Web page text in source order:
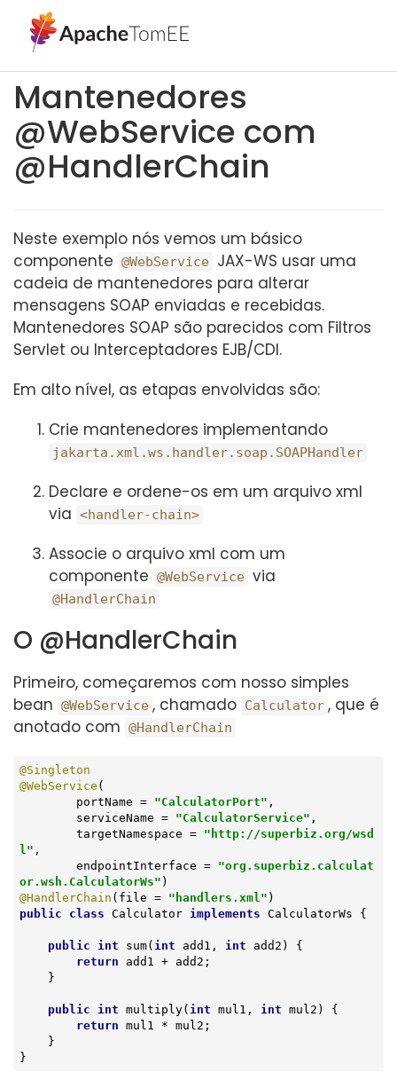
Mantenedores
@WebService com
@HandlerChain
Neste exemplo nós vemos um básico
componente @WebService JAX-WS usar uma
cadeia de mantenedores para alterar
mensagens SOAP enviadas e recebidas.
Mantenedores SOAP são parecidos com Filtros
Servlet ou Interceptadores EJB/CDI.
Em alto nível, as etapas envolvidas são:
Crie mantenedores implementando
jakarta.xml.ws.handler.soap.SOAPHandler
Declare e ordene-os em um arquivo xml
via <handler-chain>
Associe o arquivo xml com um
componente @WebService via
@HandlerChain
O @HandlerChain
Primeiro, começaremos com nosso simples
bean @WebService , chamado Calculator , que é
anotado com @HandlerChain
@Singleton
@WebService (
        portName =
"CalculatorPort" ,
        serviceName =
"CalculatorService" ,
        targetNamespace =
"http://superbiz.org/wsd
l" ,
        endpointInterface =
"org.superbiz.calculat
or.wsh.CalculatorWs"
@HandlerChain (file = "handlers.xml"
public
class Calculator implements CalculatorWs {
public int sum( int add1, int add2)
{
return add1 + add2;
public int multiply( int mul1, int mul2)
{
return mul1 * mul2;
}